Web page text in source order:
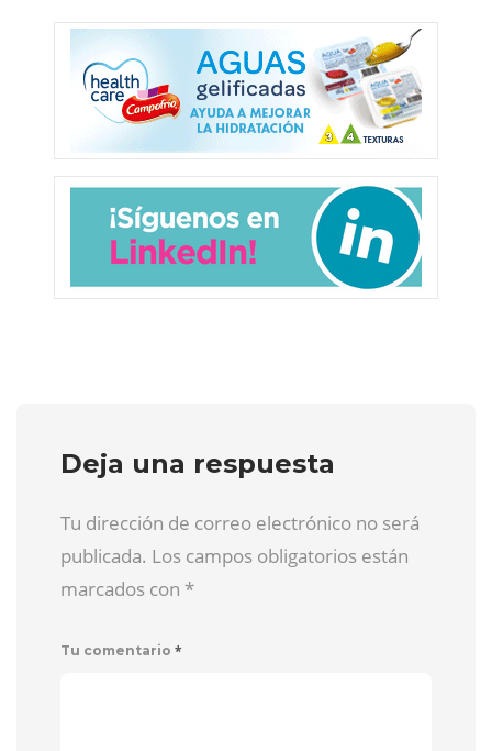
Deja una respuesta
Tu dirección de correo electrónico no será
publicada. Los campos obligatorios están
marcados con *
Tu comentario *